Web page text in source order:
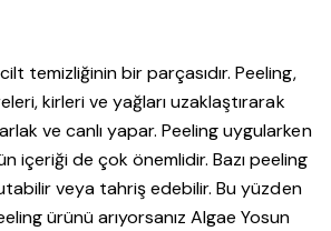
temizliğinin bir parçasıdır. Peeling,
kirleri ve yağları uzaklaştırarak
ve canlı yapar. Peeling uygularken
içeriği de çok önemlidir. Bazı peeling
veya tahriş edebilir. Bu yüzden
ürünü arıyorsanız Algae Yosun